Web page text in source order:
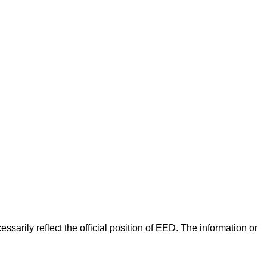
reflect the official position of EED. The information or